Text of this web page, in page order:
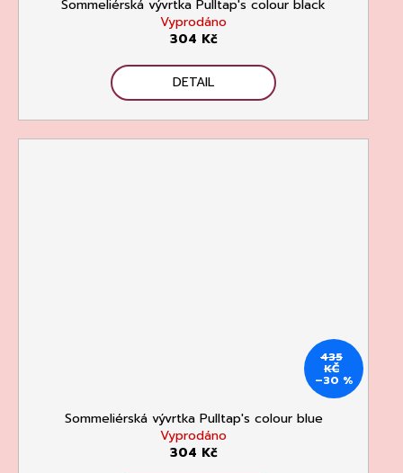
Sommeliérská vývrtka Pulltap's colour black
Vyprodáno
304 Kč
DETAIL
435
KČ
–30 %
Sommeliérská vývrtka Pulltap's colour blue
Vyprodáno
304 Kč